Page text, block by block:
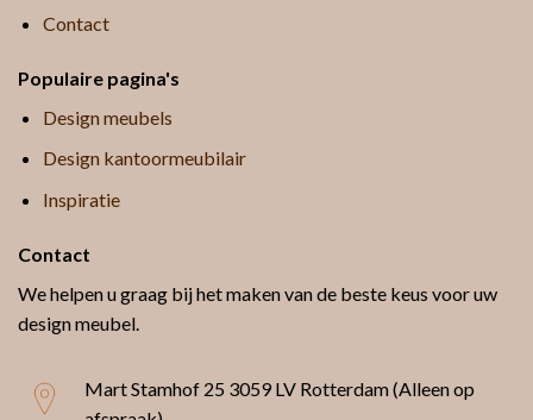
Contact
Populaire pagina's
Design meubels
Design kantoormeubilair
Inspiratie
Contact
We helpen u graag bij het maken van de beste keus voor uw
design meubel.
Mart Stamhof 25 3059 LV Rotterdam (Alleen op